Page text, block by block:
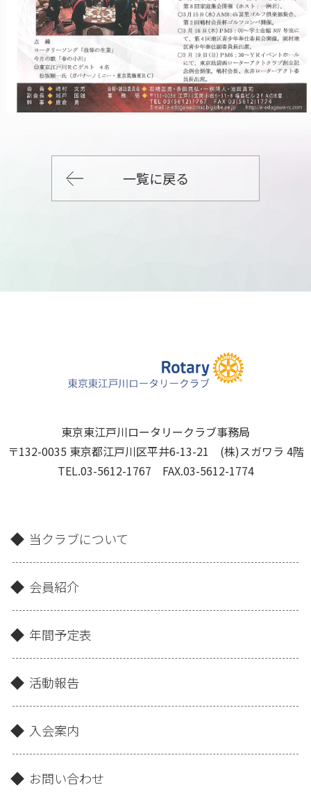
一覧に戻る
東京東江戸川ロータリークラブ事務局
〒132-0035 東京都江戸川区平井6-13-21 (株)スガワラ 4階
TEL.03-5612-1767 FAX.03-5612-1774
当クラブについて
会員紹介
年間予定表
活動報告
入会案内
お問い合わせ